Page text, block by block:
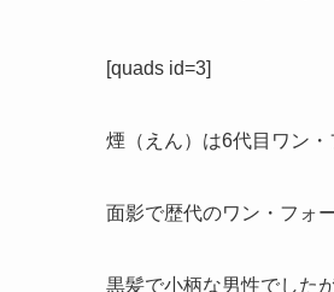
[quads id=3]
煙（えん）は6代目ワン・
面影で歴代のワン・フォ
黒髪で小柄な男性でした